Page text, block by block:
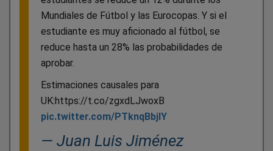
Mundiales de Fútbol y las Eurocopas. Y si el
estudiante es muy aficionado al fútbol, se
reduce hasta un 28% las probabilidades de
aprobar.
Estimaciones causales para
UK:https://t.co/zgxdLJwoxB
pic.twitter.com/PTknqBbjIY
— Juan Luis Jiménez